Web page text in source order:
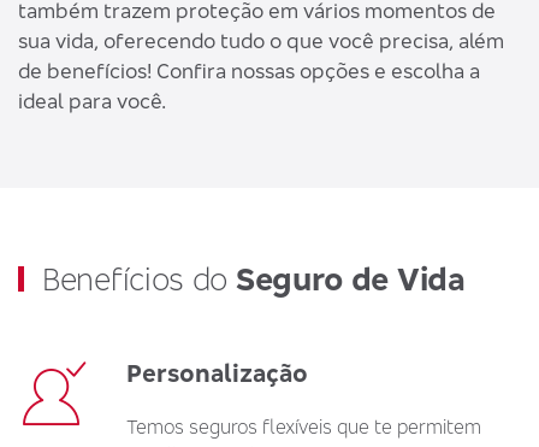
também trazem proteção em vários momentos de
sua vida, oferecendo tudo o que você precisa, além
de benefícios! Confira nossas opções e escolha a
ideal para você.
Benefícios do Seguro de Vida
Personalização
Temos seguros flexíveis que te permitem